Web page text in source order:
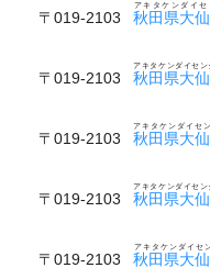
〒019-2103 秋田県大
アキタケンダイ
〒019-2103 秋田県大
アキタケンダイセン
〒019-2103 秋田県大
アキタケンダイセ
〒019-2103 秋田県大
アキタケンダイセン
〒019-2103 秋田県大
アキタケンダイセ